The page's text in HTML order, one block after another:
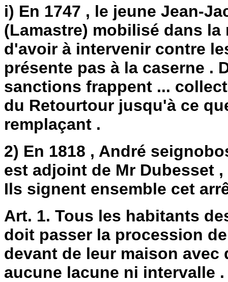
i) En 1747 , le jeune Jean-
(Lamastre) mobilisé dans
d'avoir à intervenir contre
présente pas à la caserne .
sanctions frappent ...
du Retourtour jusqu'à ce
remplaçant .
2) En 1818 , André
est adjoint de Mr Dubesset
Ils signent ensemble cet
Art. 1. Tous les habitants
doit passer la procession
devant de leur maison avec
aucune lacune ni intervalle .